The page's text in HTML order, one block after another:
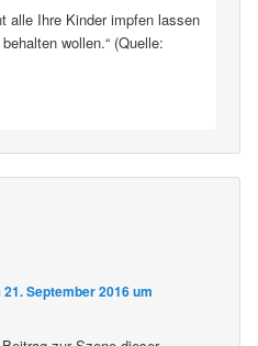
alle Ihre Kinder impfen lassen
wollen.“ (Quelle:
21. September 2016 um